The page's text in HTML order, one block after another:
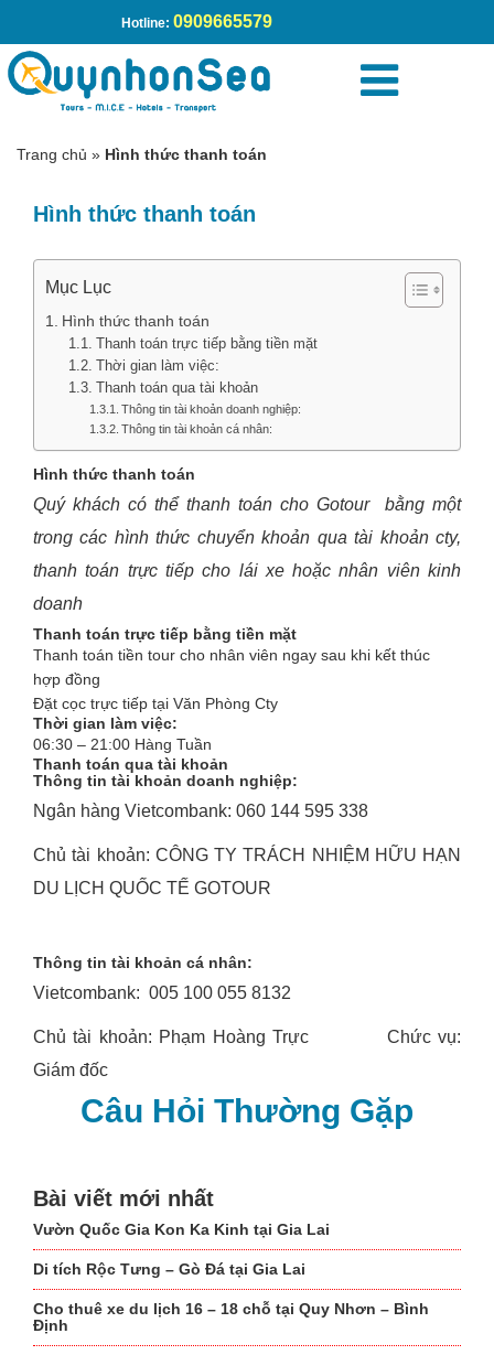
Hotline: 0909665579
Trang chủ » Hình thức thanh toán
Hình thức thanh toán
Mục Lục
Hình thức thanh toán
Thanh toán trực tiếp bằng tiền mặt
Thời gian làm việc:
Thanh toán qua tài khoản
Thông tin tài khoản doanh nghiệp:
Thông tin tài khoản cá nhân:
Hình thức thanh toán
Quý khách có thểthanh toán cho Gotour bằng một
trong các hình thức chuyển khoản qua tài khoản cty,
thanh toán trực tiếp cho lái xe hoặc nhân viên kinh
doanh
Thanh toán trực tiếp bằng tiền mặt
Thanh toán tiền tour cho nhân viên ngay sau khi kết thúc
hợp đồng
Đặt cọc trực tiếp tại Văn Phòng Cty
Thời gian làm việc:
06:30 – 21:00 Hàng Tuần
Thanh toán qua tài khoản
Thông tin tài khoản doanh nghiệp:
Ngân hàng Vietcombank: 060 144 595 338
Chủ tài khoản: CÔNG TY TRÁCH NHIỆM HỮU HẠN
DU LỊCH QUỐC TẾ GOTOUR
Thông tin tài khoản cá nhân:
Vietcombank: 005 100 055 8132
Chủ tài khoản: Phạm Hoàng Trực Chức vụ:
Giám đốc
Câu Hỏi Thường Gặp
Bài viết mới nhất
Vườn Quốc Gia Kon Ka Kinh tại Gia Lai
Di tích Rộc Tưng – Gò Đá tại Gia Lai
Cho thuê xe du lịch 16 – 18 chỗ tại Quy Nhơn – Bình
Định